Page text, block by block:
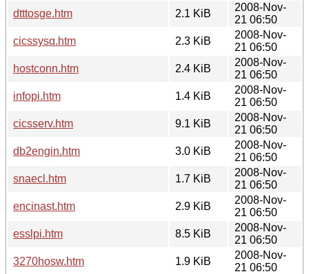
dtttosge.htm
2.1 KiB
2008-Nov-
21 06:50
cicssysq.htm
2.3 KiB
2008-Nov-
21 06:50
hostconn.htm
2.4 KiB
2008-Nov-
21 06:50
infopi.htm
1.4 KiB
2008-Nov-
21 06:50
cicsserv.htm
9.1 KiB
2008-Nov-
21 06:50
db2engin.htm
3.0 KiB
2008-Nov-
21 06:50
snaecl.htm
1.7 KiB
2008-Nov-
21 06:50
encinast.htm
2.9 KiB
2008-Nov-
21 06:50
esslpi.htm
8.5 KiB
2008-Nov-
21 06:50
3270hosw.htm
1.9 KiB
2008-Nov-
21 06:50